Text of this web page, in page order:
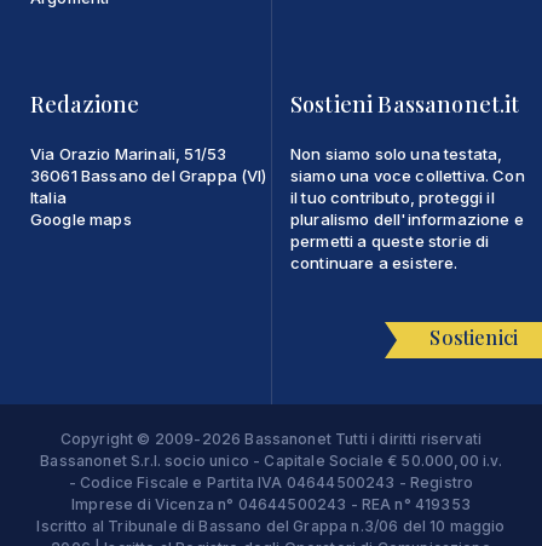
Redazione
Via Orazio Marinali, 51/53
36061 Bassano del Grappa (VI)
Italia
Google maps
Sostieni Bassanonet.it
Non siamo solo una testata,
siamo una voce collettiva. Con
il tuo contributo, proteggi il
pluralismo dell'informazione e
permetti a queste storie di
continuare a esistere.
Sostienici
Copyright © 2009-2026 Bassanonet Tutti i diritti riservati
Bassanonet S.r.l. socio unico - Capitale Sociale € 50.000,00 i.v.
- Codice Fiscale e Partita IVA 04644500243 - Registro
Imprese di Vicenza n° 04644500243 - REA n° 419353
Iscritto al Tribunale di Bassano del Grappa n.3/06 del 10 maggio